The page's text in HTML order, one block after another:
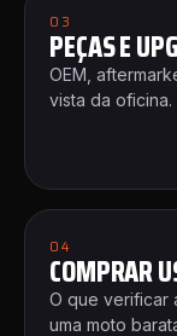
03
PEÇAS E
OEM,
vista da oficina.
04
COMPRAR
O que verificar
uma moto